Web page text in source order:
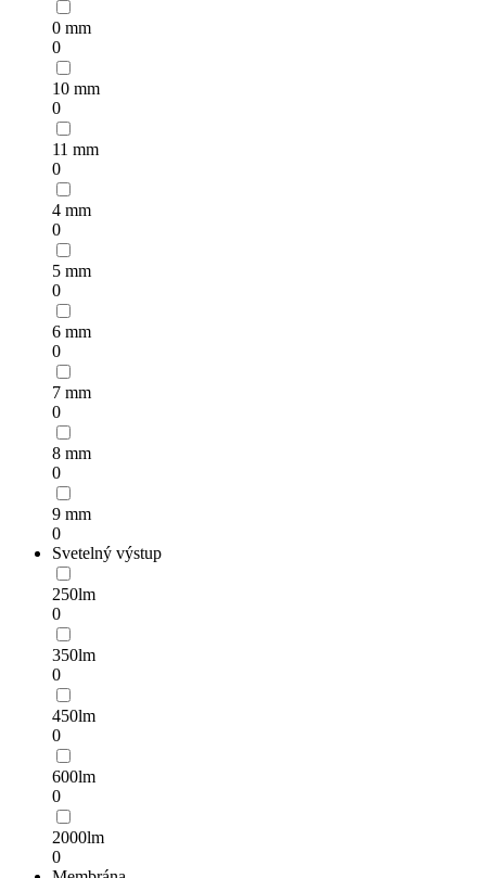
0 mm
0
10 mm
0
11 mm
0
4 mm
0
5 mm
0
6 mm
0
7 mm
0
8 mm
0
9 mm
0
Svetelný výstup
250lm
0
350lm
0
450lm
0
600lm
0
2000lm
0